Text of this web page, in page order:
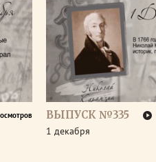
ВЫПУСК №335
1 декабря